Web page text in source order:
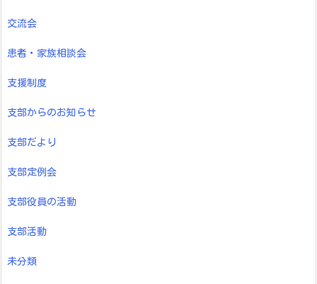
交流会
患者・家族相談会
支援制度
支部からのお知らせ
支部だより
支部定例会
支部役員の活動
支部活動
未分類